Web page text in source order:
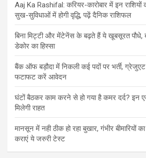
Aaj Ka Rashifal: करियर-कारोबार में इन राशियों
सुख-सुविधाओं में होगी वृद्धि, पढ़ें दैनिक राशिफल
बिना मिट्टी और मेंटेनेंस के बढ़ते हैं ये खूबसूरत पौधे,
डेकोर का हिस्‍सा
बैंक ऑफ बड़ौदा में निकली कई पदों पर भर्ती,
फटाफट करें आवेदन
घंटों बैठकर काम करने से हो गया है कमर दर्द? इन
मिलेगी राहत
मानसून में नही ठीक हो रहा बुखार, गंभीर बीमारियों
कराएं ये जरुरी टेस्ट